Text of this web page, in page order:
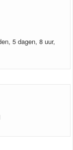
5 dagen, 8 uur,